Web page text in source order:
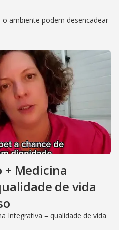
ambiente podem desencadear
+ Medicina
de vida
Integrativa = qualidade de vida